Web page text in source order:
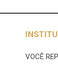
VOCÊ